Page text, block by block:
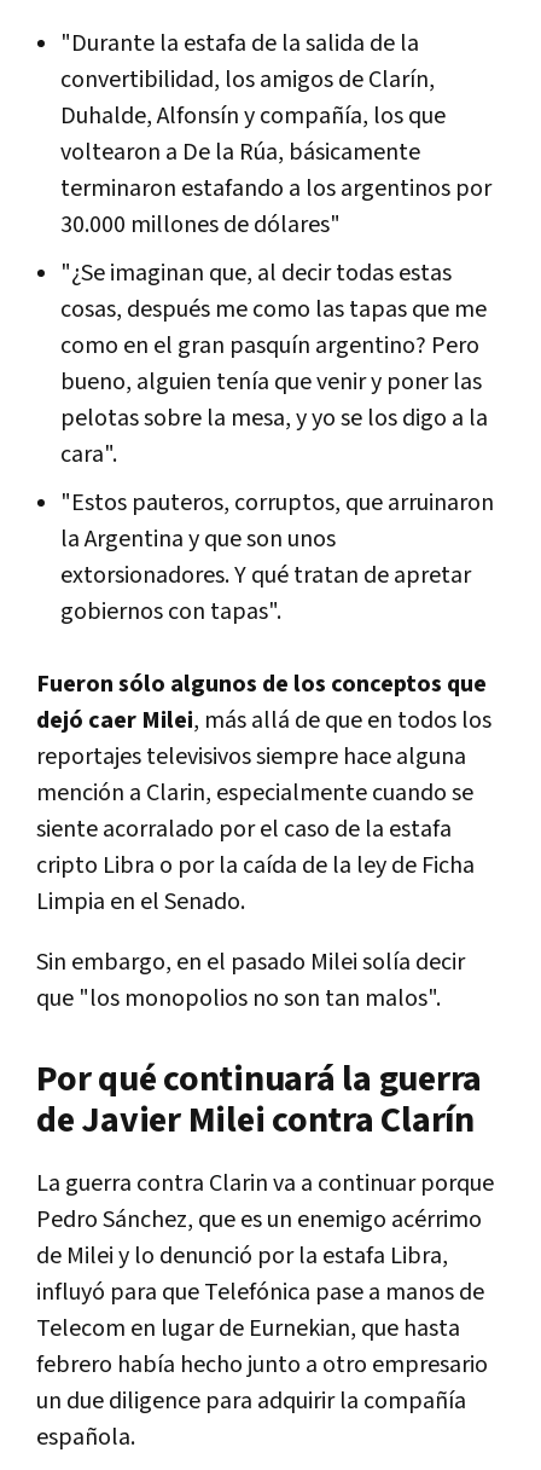
"Durante la estafa de la salida de la
convertibilidad, los amigos de Clarín,
Duhalde, Alfonsín y compañía, los que
voltearon a De la Rúa, básicamente
terminaron estafando a los argentinos por
30.000 millones de dólares"
"¿Se imaginan que, al decir todas estas
cosas, después me como las tapas que me
como en el gran pasquín argentino? Pero
bueno, alguien tenía que venir y poner las
pelotas sobre la mesa, y yo se los digo a la
cara".
"Estos pauteros, corruptos, que arruinaron
la Argentina y que son unos
extorsionadores. Y qué tratan de apretar
gobiernos con tapas".
Fueron sólo algunos de los conceptos que
dejó caer Milei, más allá de que en todos los
reportajes televisivos siempre hace alguna
mención a Clarin, especialmente cuando se
siente acorralado por el caso de la estafa
cripto Libra o por la caída de la ley de Ficha
Limpia en el Senado.
Sin embargo, en el pasado Milei solía decir
que "los monopolios no son tan malos".
Por qué continuará la guerra
de Javier Milei contra Clarín
La guerra contra Clarin va a continuar porque
Pedro Sánchez, que es un enemigo acérrimo
de Milei y lo denunció por la estafa Libra,
influyó para que Telefónica pase a manos de
Telecom en lugar de Eurnekian, que hasta
febrero había hecho junto a otro empresario
un due diligence para adquirir la compañía
española.